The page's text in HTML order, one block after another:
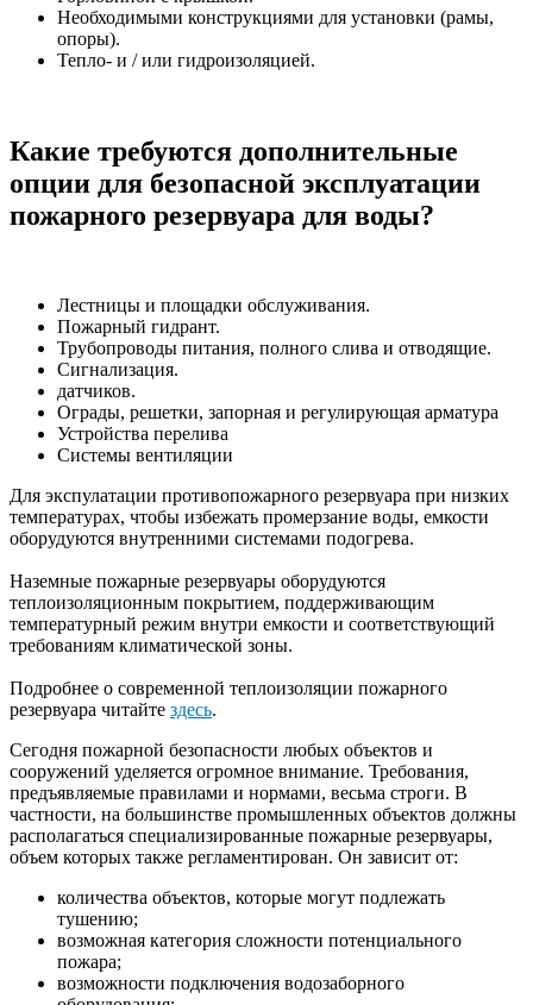
Необходимыми конструкциями для установки (рамы,
опоры).
Тепло- и / или гидроизоляцией.
Какие требуются дополнительные
опции для безопасной эксплуатации
пожарного резервуара для воды?
Лестницы и площадки обслуживания.
Пожарный гидрант.
Трубопроводы питания, полного слива и отводящие.
Сигнализация.
датчиков.
Ограды, решетки, запорная и регулирующая арматура
Устройства перелива
Системы вентиляции
Для экспулатации противопожарного резервуара при низких
температурах, чтобы избежать промерзание воды, емкости
оборудуются внутренними системами подогрева.
Наземные пожарные резервуары оборудуются
теплоизоляционным покрытием, поддерживающим
температурный режим внутри емкости и соответствующий
требованиям климатической зоны.
Подробнее о современной теплоизоляции пожарного
резервуара читайте здесь.
Сегодня пожарной безопасности любых объектов и
сооружений уделяется огромное внимание. Требования,
предъявляемые правилами и нормами, весьма строги. В
частности, на большинстве промышленных объектов должны
располагаться специализированные пожарные резервуары,
объем которых также регламентирован. Он зависит от:
количества объектов, которые могут подлежать
тушению;
возможная категория сложности потенциального
пожара;
возможности подключения водозаборного